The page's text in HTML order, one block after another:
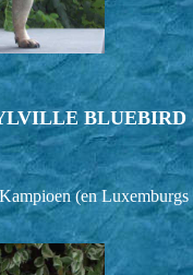
BLUEBIRD
(en